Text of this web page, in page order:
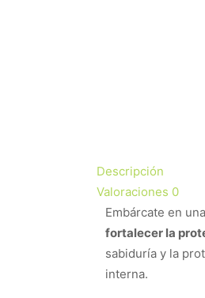
Descripción
Valoraciones 0
Embárcate en
fortalecer la
sabiduría y la
interna.